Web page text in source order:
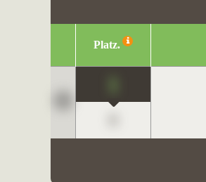
Platz.